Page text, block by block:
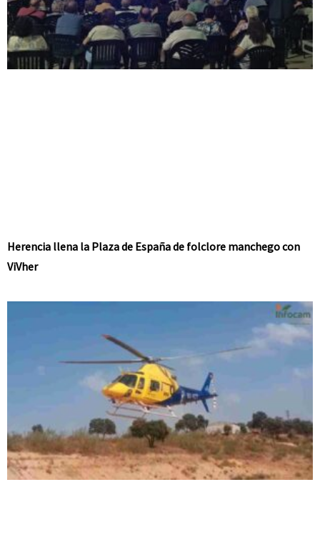
Herencia llena la Plaza de España de folclore manchego con
ViVher